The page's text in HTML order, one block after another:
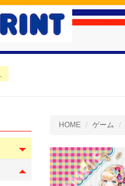
HOME ゲーム